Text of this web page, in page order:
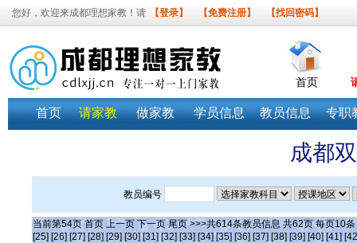
您好，欢迎来成都理想家教！请 【登录】 【免费注册】 【找回密码】
首页
首页 请家教 做家教 学员信息 教员信息 专职
成都
教员编号
当前第54页 首页 上一页 下一页 尾页 >>>共614条教员信息 共62页 每页10条
[25] [26] [27] [28] [29] [30] [31] [32] [33] [34] [35] [36] [37] [38] [39] [40] [41]